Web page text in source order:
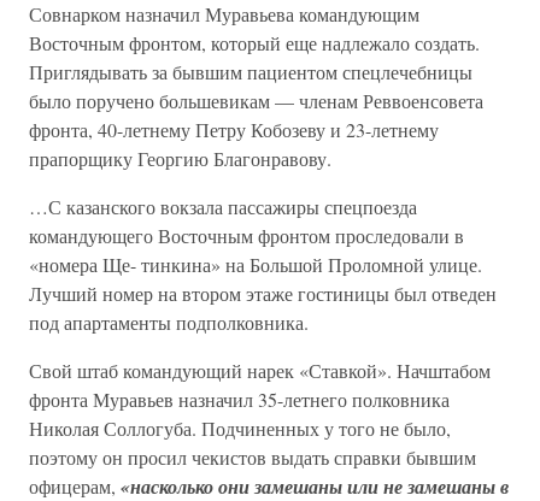
Совнарком назначил Муравьева командующим
Восточным фронтом, который еще надлежало создать.
Приглядывать за бывшим пациентом спецлечебницы
было поручено большевикам — членам Реввоенсовета
фронта, 40-летнему Петру Кобозеву и 23-летнему
прапорщику Георгию Благонравову.
…С казанского вокзала пассажиры спецпоезда
командующего Восточным фронтом проследовали в
«номера Ще- тинкина» на Большой Проломной улице.
Лучший номер на втором этаже гостиницы был отведен
под апартаменты подполковника.
Свой штаб командующий нарек «Ставкой». Начштабом
фронта Муравьев назначил 35-летнего полковника
Николая Соллогуба. Подчиненных у того не было,
поэтому он просил чекистов выдать справки бывшим
офицерам, «насколько они замешаны или не замешаны в